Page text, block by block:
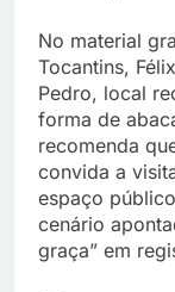
No material
Tocantins,
Pedro, local
forma de
recomenda
convida a
espaço
cenário
graça” em